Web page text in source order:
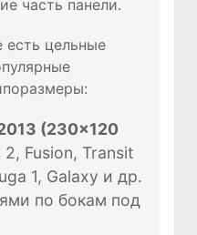
часть панели.
есть цельные
(230×120
2, Fusion, Transit
1, Galaxy и др.
по бокам под